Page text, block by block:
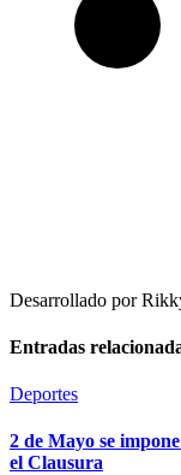
Desarrollado por
Entradas
Deportes
2 de Mayo se
el Clausura